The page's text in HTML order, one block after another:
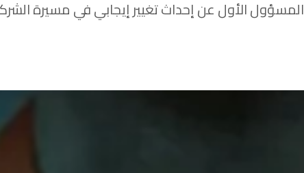
المسؤول الأول عن إحداث تغيير إيجابي في مسيرة